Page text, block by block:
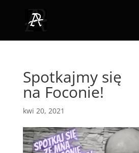
Spotkajmy się
na Foconie!
kwi 20, 2021